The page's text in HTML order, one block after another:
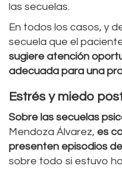
las secuelas.
En todos los casos, y
secuela que el
sugiere atención
adecuada para una
Estrés y miedo
Sobre las secuelas
Mendoza Álvarez, es
presenten episodios de
sobre todo si estuvo